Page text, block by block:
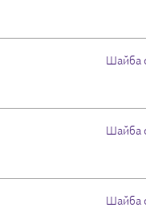
Шайба
Шайба
Шайба